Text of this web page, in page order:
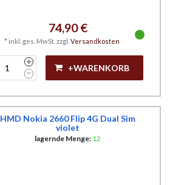
74,90 €
* inkl. ges. MwSt. zzgl. Versandkosten
+WARENKORB
HMD Nokia 2660 Flip 4G Dual Sim
violet
lagernde Menge: 12